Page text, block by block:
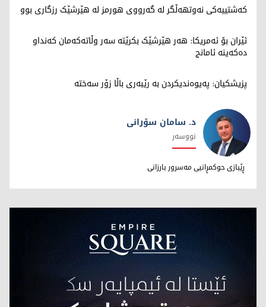
کەشتییەکی نەوتهەڵگر لە گەرووی هورمز لە هێرشێک رزگاری بوو
ئێران بۆ ئەمریکا: هەر هێرشێک بکرێتە سەر وڵاتەکەمان کەنداو
دەکەینە ئامانج
پزیشکیان: پەیوەندیکردن بە رێبەری باڵا زۆر سەختە
د. سامان سۆرانی
د. سامان سۆرانی
نووسەر
ڕێبازی حوکمڕانیی مەسرور بارزانی